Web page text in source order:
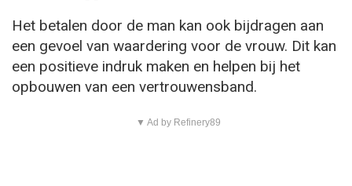
Het betalen door de man kan ook bijdragen aan
een gevoel van waardering voor de vrouw. Dit kan
een positieve indruk maken en helpen bij het
opbouwen van een vertrouwensband.
▼ Ad by Refinery89